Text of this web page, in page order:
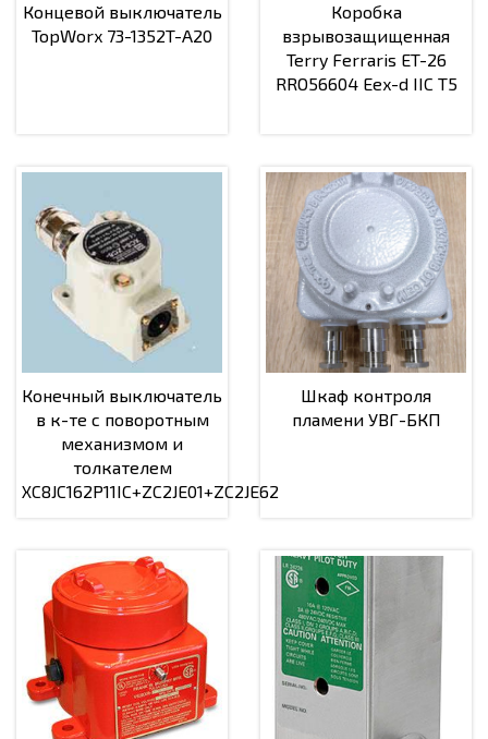
Концевой выключатель
TopWorx 73-1352T-A20
Коробка
взрывозащищенная
Terry Ferraris ET-26
RRO56604 Eex-d IIC T5
Конечный выключатель
в к-те с поворотным
механизмом и
толкателем
XC8JC162P11IC+ZC2JE01+ZC2JE62
Шкаф контроля
пламени УВГ-БКП